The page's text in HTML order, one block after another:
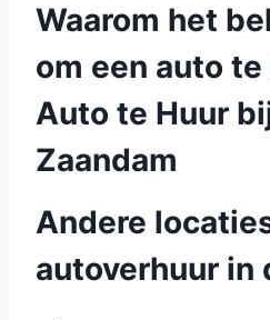
Waarom het
om een auto
Auto te Huur
Zaandam
Andere
autoverhuur in